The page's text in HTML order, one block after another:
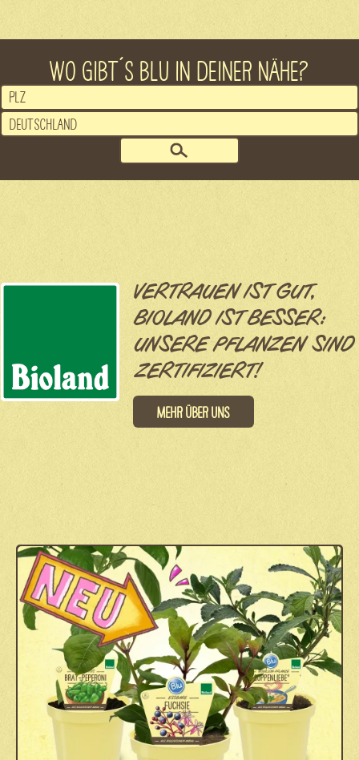
WO GIBT´S BLU IN DEINER NÄHE?
VERTRAUEN IST GUT,
BIOLAND IST BESSER:
UNSERE PFLANZEN SIND
ZERTIFIZIERT!
Mehr über uns